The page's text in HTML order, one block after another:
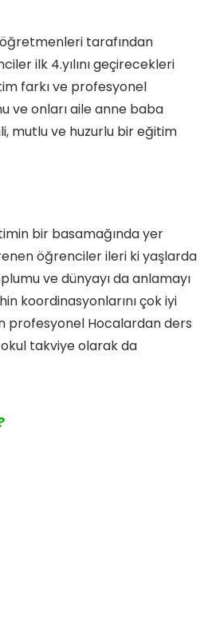
öğretmenleri tarafından
ilk 4.yılını geçirecekleri
farkı ve profesyonel
ve onları aile anne baba
mutlu ve huzurlu bir eğitim
bir basamağında yer
öğrenciler ileri ki yaşlarda
ve dünyayı da anlamayı
koordinasyonlarını çok iyi
profesyonel Hocalardan ders
takviye olarak da